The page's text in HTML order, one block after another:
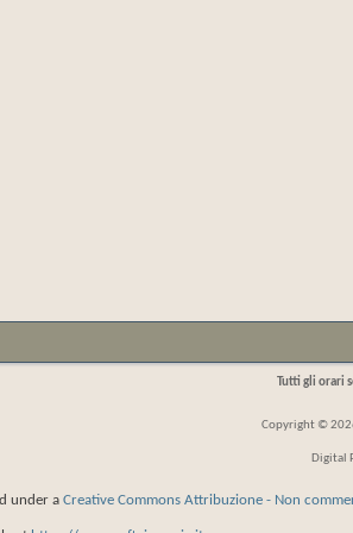
Tutti gli orari
Copyright ©
Digital
under a Creative Commons Attribuzione - Non